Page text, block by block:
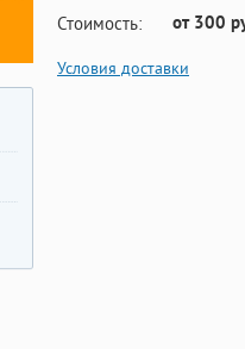
Стоимость: от 300
Условия доставки